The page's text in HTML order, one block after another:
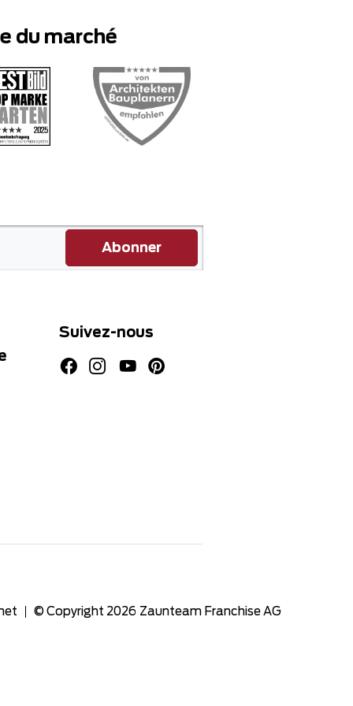
du marché
Abonner
Suivez-nous
© Copyright 2026 Zaunteam Franchise AG